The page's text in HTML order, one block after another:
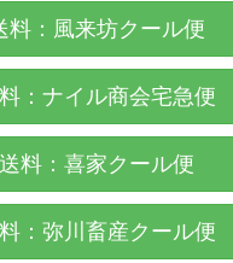
料：風来坊クール便
：ナイル商会宅急便
送料：喜家クール便
：弥川畜産クール便